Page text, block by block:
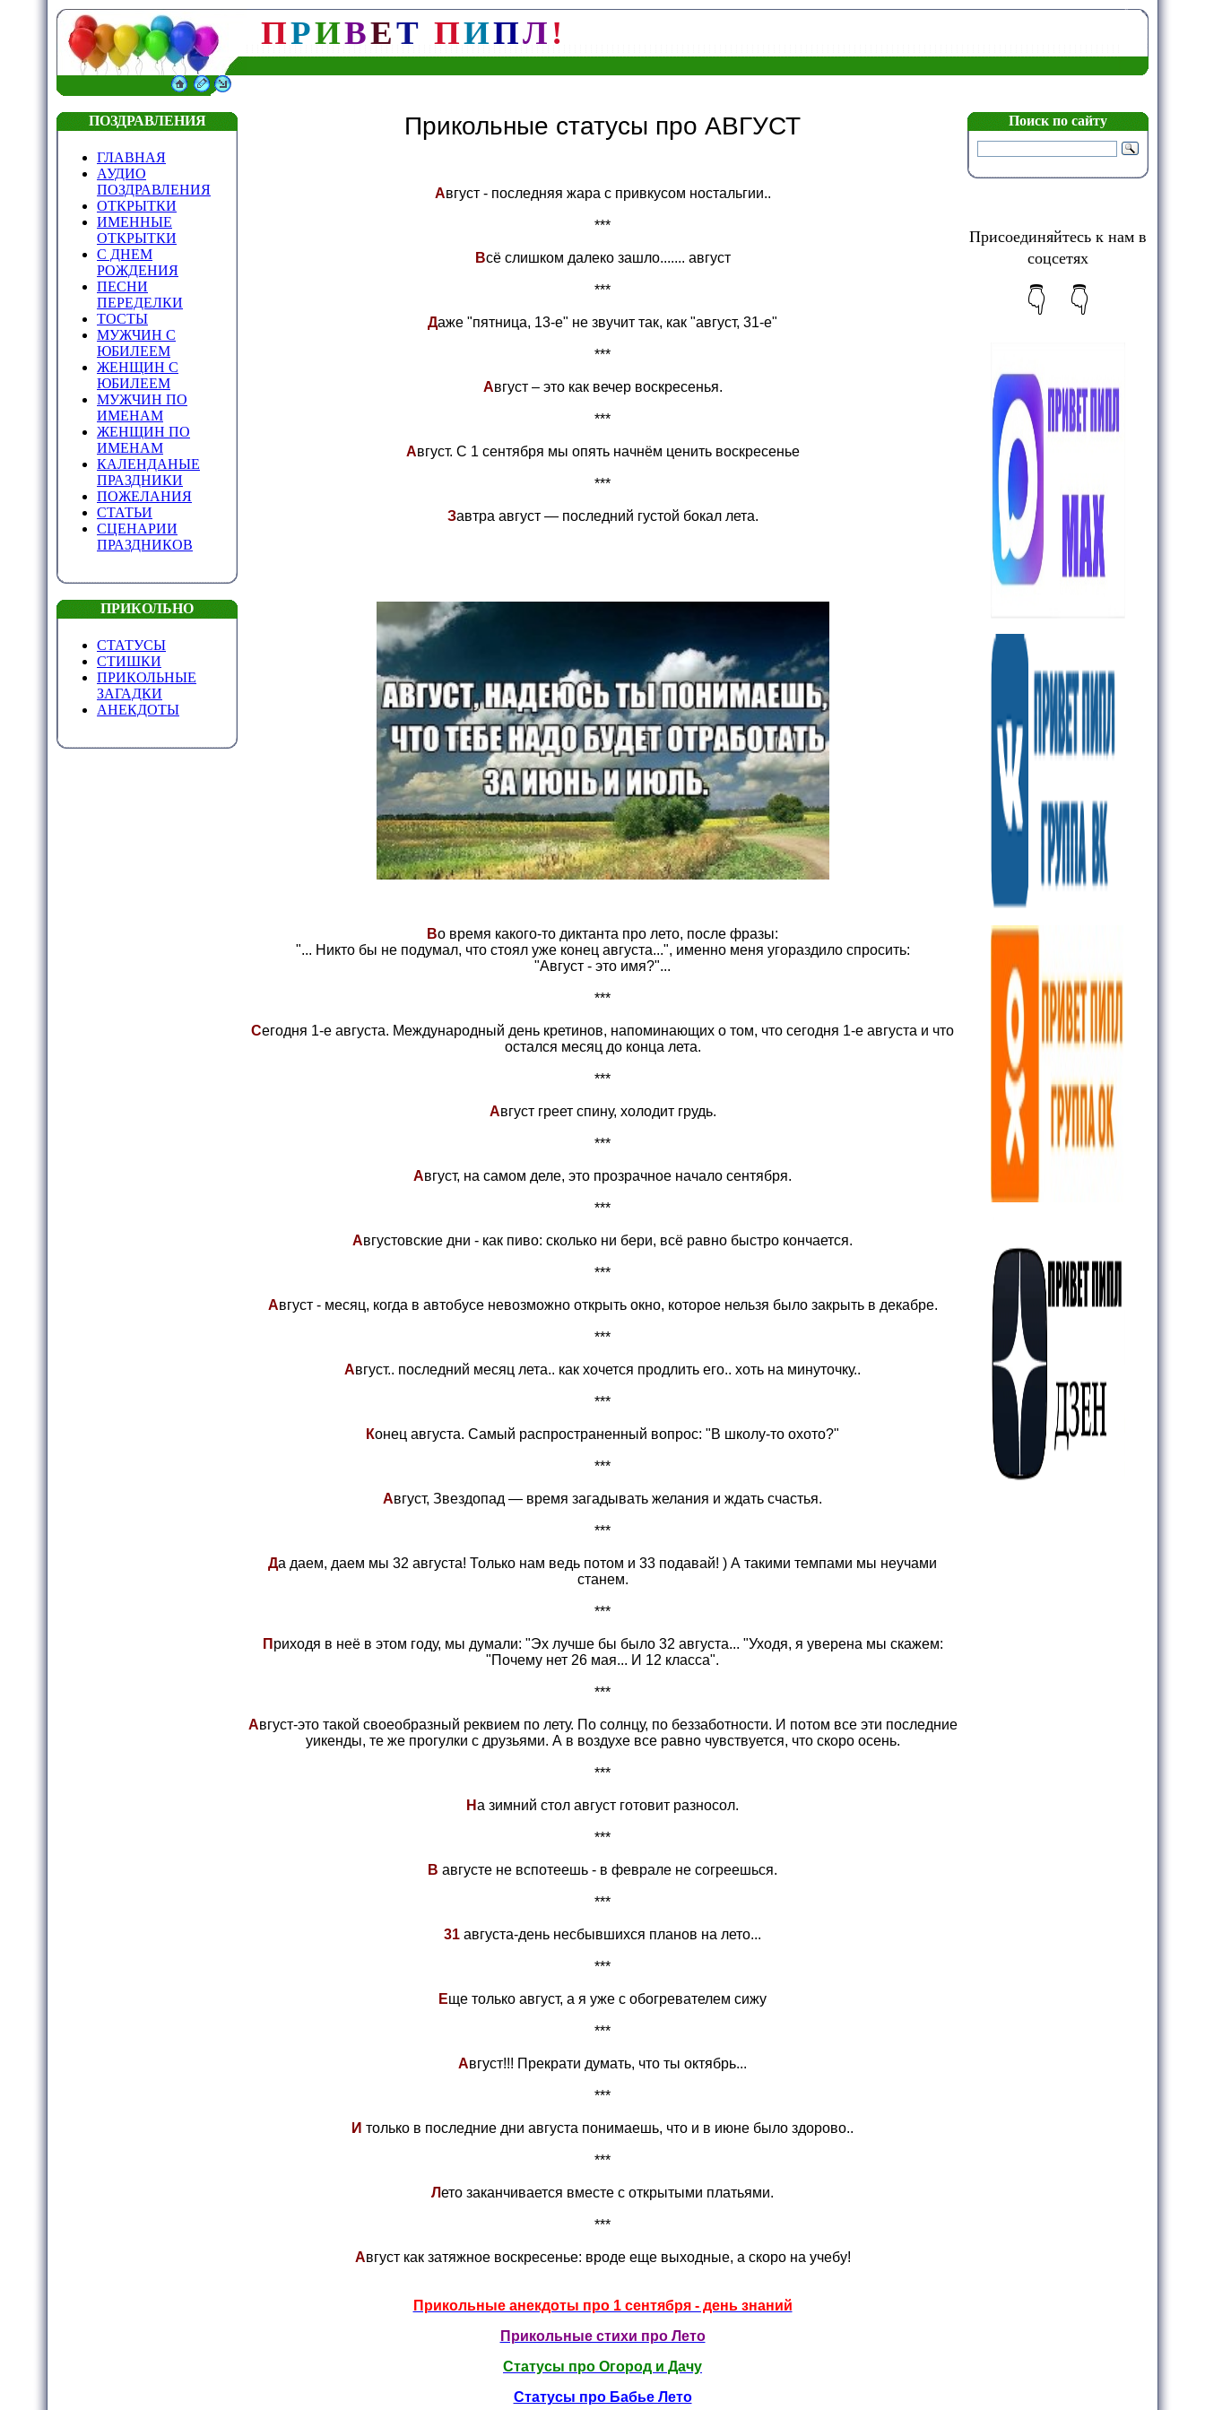
ПРИВЕТ ПИПЛ!
ПОЗДРАВЛЕНИЯ
ГЛАВНАЯ
АУДИО
ПОЗДРАВЛЕНИЯ
ОТКРЫТКИ
ИМЕННЫЕ
ОТКРЫТКИ
С ДНЕМ
РОЖДЕНИЯ
ПЕСНИ
ПЕРЕДЕЛКИ
ТОСТЫ
МУЖЧИН С
ЮБИЛЕЕМ
ЖЕНЩИН С
ЮБИЛЕЕМ
МУЖЧИН ПО
ИМЕНАМ
ЖЕНЩИН ПО
ИМЕНАМ
КАЛЕНДАНЫЕ
ПРАЗДНИКИ
ПОЖЕЛАНИЯ
СТАТЬИ
СЦЕНАРИИ
ПРАЗДНИКОВ
ПРИКОЛЬНО
СТАТУСЫ
СТИШКИ
ПРИКОЛЬНЫЕ
ЗАГАДКИ
АНЕКДОТЫ
Прикольные статусы про АВГУСТ
Август - последняя жара с привкусом ностальгии..
***
Всё слишком далеко зашло....... август
***
Даже "пятница, 13-е" не звучит так, как "август, 31-е"
***
Август – это как вечер воскресенья.
***
Август. С 1 сентября мы опять начнём ценить воскресенье
***
Завтра август — последний густой бокал лета.
Во время какого-то диктанта про лето, после фразы:
"... Никто бы не подумал, что стоял уже конец августа...", именно меня угораздило спросить:
"Август - это имя?"...
***
Сегодня 1-е августа. Международный день кретинов, напоминающих о том, что сегодня 1-е августа и что
остался месяц до конца лета.
***
Август греет спину, холодит грудь.
***
Август, на самом деле, это прозрачное начало сентября.
***
Августовские дни - как пиво: сколько ни бери, всё равно быстро кончается.
***
Август - месяц, когда в автобусе невозможно открыть окно, которое нельзя было закрыть в декабре.
***
Август.. последний месяц лета.. как хочется продлить его.. хоть на минуточку..
***
Конец августа. Самый распространенный вопрос: "В школу-то охото?"
***
Август, Звездопад — время загадывать желания и ждать счастья.
***
Да даем, даем мы 32 августа! Только нам ведь потом и 33 подавай! ) А такими темпами мы неучами
станем.
***
П риходя в неё в этом году, мы думали: "Эх лучше бы было 32 августа... "Уходя, я уверена мы скажем:
"Почему нет 26 мая... И 12 класса".
***
Август-это такой своеобразный реквием по лету. По солнцу, по беззаботности. И потом все эти последние
уикенды, те же прогулки с друзьями. А в воздухе все равно чувствуется, что скоро осень.
***
На зимний стол август готовит разносол.
***
В августе не вспотеешь - в феврале не согреешься.
***
31 августа-день несбывшихся планов на лето...
***
Еще только август, а я уже с обогревателем сижу
***
Август!!! Прекрати думать, что ты октябрь...
***
И только в последние дни августа понимаешь, что и в июне было здорово..
***
Лето заканчивается вместе с открытыми платьями.
***
Август как затяжное воскресенье: вроде еще выходные, а скоро на учебу!
Прикольные анекдоты про 1 сентября - день знаний
Прикольные стихи про Лето
Статусы про Огород и Дачу
Статусы про Бабье Лето
Поиск по сайту
Присоединяйтесь к нам в
соцсетях
👇 👇